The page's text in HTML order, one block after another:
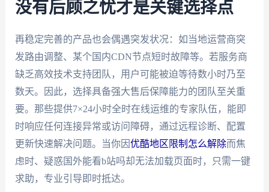
没有后顾之忧才是关键选择点
再稳定完善的产品也会偶遇突发状况：如当地运营商突
发路由调整、某个国内CDN节点短时故障等。若服务商
缺乏高效技术支持团队，用户可能被迫等待数小时乃至
数天。因此，选择具备强大售后保障能力的团队至关重
要。那些提供7×24小时全时在线运维的专家队伍，能即
时响应任何连接异常或访问障碍，通过远程诊断、配置
更新快速解决问题。当你因优酷地区限制怎么解除而焦
虑时、疑惑国外能看b站吗却无法加载页面时，只需一键
求助，专业引导即时抵达。